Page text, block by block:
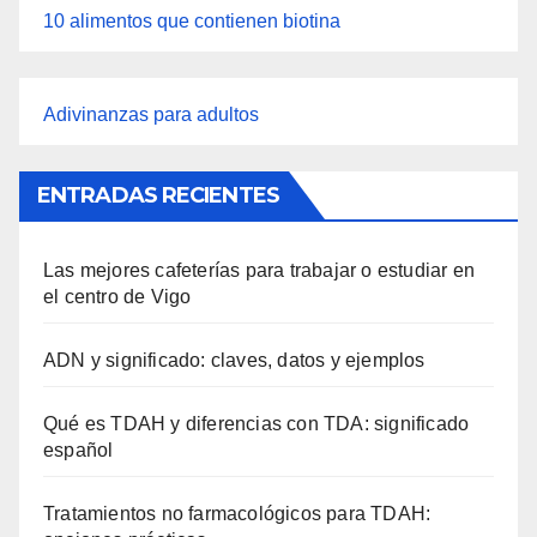
10 alimentos que contienen biotina
Adivinanzas para adultos
ENTRADAS RECIENTES
Las mejores cafeterías para trabajar o estudiar en
el centro de Vigo
ADN y significado: claves, datos y ejemplos
Qué es TDAH y diferencias con TDA: significado
español
Tratamientos no farmacológicos para TDAH: